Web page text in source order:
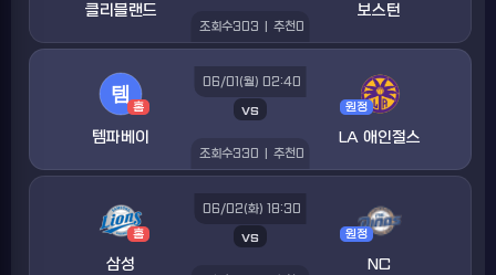
클리블랜드 보스턴
조회수303 추천 0
홈
템파베이
vs 원정
LA 애인절스
06/01(월) 02:40
조회수330 추천 0
홈
삼성
vs 원정
NC
06/02(화) 18:30